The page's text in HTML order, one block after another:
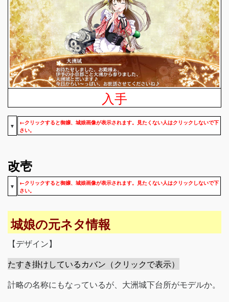
入手
▼
←クリックすると御嬢、城娘画像が表示されます。見たくない人はクリックしないで下
さい。
改壱
▼
←クリックすると御嬢、城娘画像が表示されます。見たくない人はクリックしないで下
さい。
城娘の元ネタ情報
【デザイン】
たすき掛けしているカバン（クリックで表示）
計略の名称にもなっているが、大洲城下台所がモデルか。